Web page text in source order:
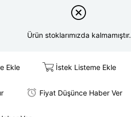
Ürün stoklarımızda kalmamıştır.
Ekle İstek Listeme Ekle
Fiyat Düşünce Haber Ver